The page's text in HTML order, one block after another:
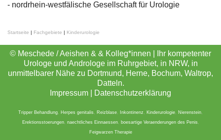
- nordrhein-westfälische Gesellschaft für Urologie
Startseite | Fachgebiete | Kinderurologie
© Meschede / Aeishen & & Kolleg*innen | Ihr kompetenter
Urologe und Androloge im Ruhrgebiet, in NRW, in
unmittelbarer Nähe zu Dortmund, Herne, Bochum, Waltrop,
Datteln.
Impressum
Datenschutzerklärung
Tripper Behandlung Herpes genitalis Reizblase Inkontinenz Kinderurologie Nierenstein
Erektionsstoerungen, naechtliches Einnaessen, boesartige Veraenderungen des Penis
Feigwarzen Therapie